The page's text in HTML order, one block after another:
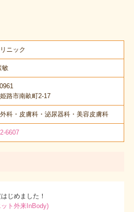
ニック
敏
路市南畝町2-17
科・皮膚科・泌尿器科・美容皮膚科
6607
じめました！
ト外来InBody)